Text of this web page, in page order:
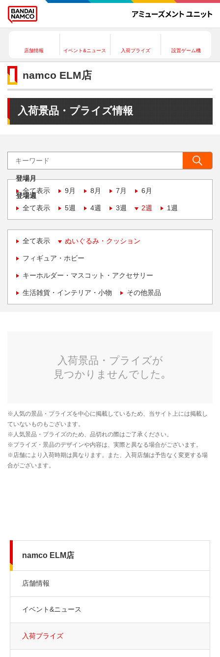
店舗情報 イベント&ニュース 入荷プライズ 設置ゲーム機
namco ELM店
入荷景品・プライズ情報
登場月
全て表示
9月 8月 7月 6月
登場週
全て表示
5週 4週 3週 2週 1週
全て表示 ぬいぐるみ・クッション
フィギュア・ホビー
キーホルダー・マスコット・アクセサリー
生活雑貨・インテリア・小物 その他景品
namco ELM店
店舗情報
イベント&ニュース
入荷プライズ